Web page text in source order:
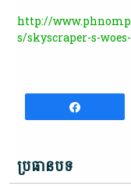
http://
s/skyscraper-s-
ប្រធានបទ